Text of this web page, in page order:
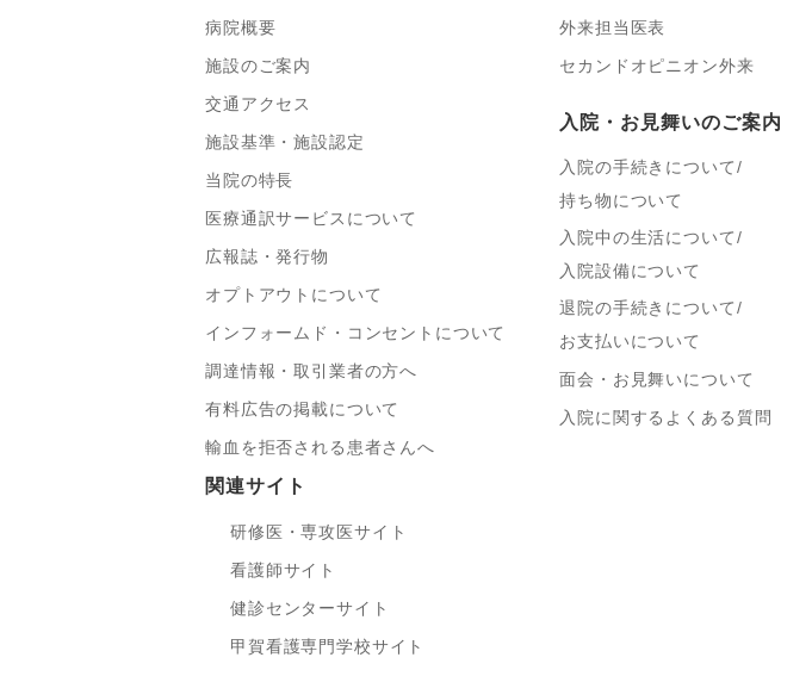
病院概要
施設のご案内
交通アクセス
施設基準・施設認定
当院の特長
医療通訳サービスについて
広報誌・発行物
オプトアウトについて
インフォームド・コンセントについて
調達情報・取引業者の方へ
有料広告の掲載について
輸血を拒否される患者さんへ
外来担当医表
セカンドオピニオン外来
入院・お見舞いのご案内
入院の手続きについて/
持ち物について
入院中の生活について/
入院設備について
退院の手続きについて/
お支払いについて
面会・お見舞いについて
入院に関するよくある質問
関連サイト
研修医・専攻医サイト
看護師サイト
健診センターサイト
甲賀看護専門学校サイト